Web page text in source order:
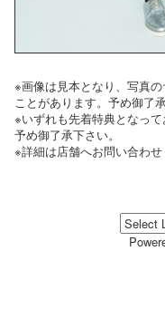
※画像は見本となり、写真
ことがあります。予め御了
※いずれも先着特典となって
予め御了承下さい。
※詳細は店舗へお問い合わせ